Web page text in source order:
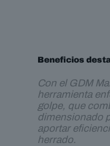
Beneficios
Con el GDM
herramienta
golpe, que
dimensionado
aportar
herrado.